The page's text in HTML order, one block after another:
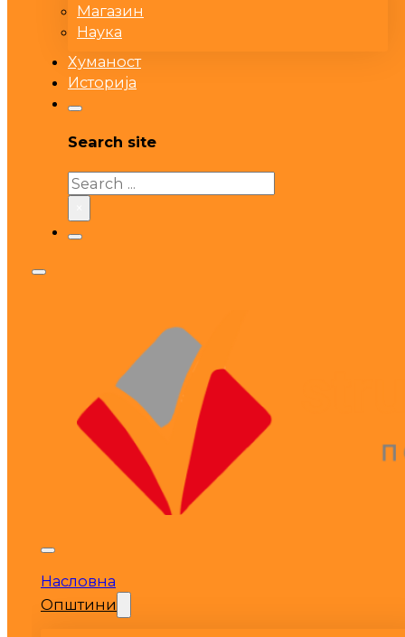
Магазин
Наука
Хуманост
Историја
Search site
Search
Насловна
Општини